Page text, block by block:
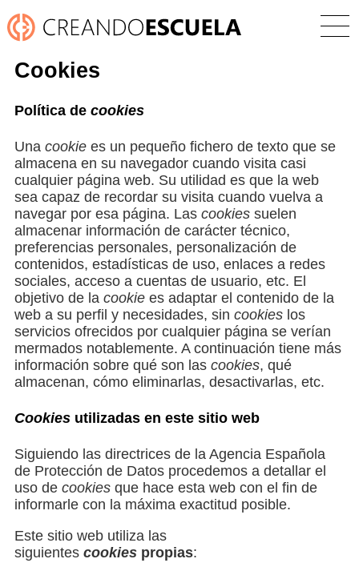
Cookies
Política de cookies
Una cookie es un pequeño fichero de texto que se
almacena en su navegador cuando visita casi
cualquier página web. Su utilidad es que la web
sea capaz de recordar su visita cuando vuelva a
navegar por esa página. Las cookies suelen
almacenar información de carácter técnico,
preferencias personales, personalización de
contenidos, estadísticas de uso, enlaces a redes
sociales, acceso a cuentas de usuario, etc. El
objetivo de la cookie es adaptar el contenido de la
web a su perfil y necesidades, sin cookies los
servicios ofrecidos por cualquier página se verían
mermados notablemente. A continuación tiene más
información sobre qué son las cookies, qué
almacenan, cómo eliminarlas, desactivarlas, etc.
Cookies utilizadas en este sitio web
Siguiendo las directrices de la Agencia Española
de Protección de Datos procedemos a detallar el
uso de cookies que hace esta web con el fin de
informarle con la máxima exactitud posible.
Este sitio web utiliza las
siguientes cookies propias: